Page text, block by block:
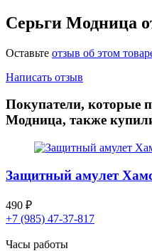
Серьги Модница
Оставьте отзыв об этом
Написать отзыв
Покупатели, которые
Модница, также
Защитный амулет
490 ₽
+7 (985) 47-37-817
Часы работы